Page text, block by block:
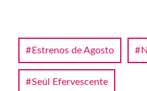
Estrenos de Agosto
Seúl Efervescente